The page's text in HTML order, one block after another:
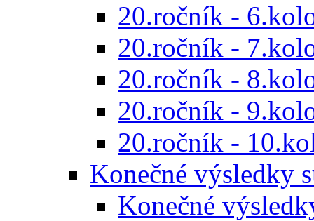
20.ročník -
20.ročník -
20.ročník -
20.ročník -
20.ročník -
Konečné výsledky
Konečné